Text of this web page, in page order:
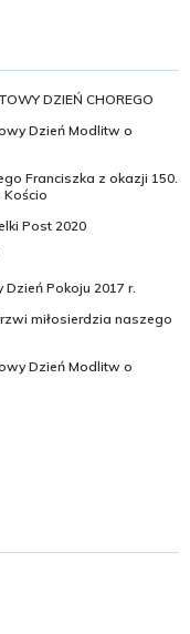
DZIEŃ CHOREGO
Dzień Modlitw o
Franciszka z okazji 150.
Kościo
Post 2020
Pokoju 2017 r.
miłosierdzia naszego
Dzień Modlitw o